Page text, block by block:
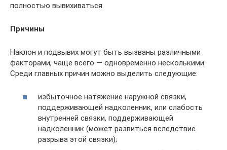
полностью вывихиваться.
Причины
Наклон и подвывих могут быть вызваны различными
факторами, чаще всего — одновременно несколькими.
Среди главных причин можно выделить следующие:
избыточное натяжение наружной связки,
поддерживающей надколенник, или слабость
внутренней связки, поддерживающей
надколенник (может развиться вследствие
разрыва этой связки);